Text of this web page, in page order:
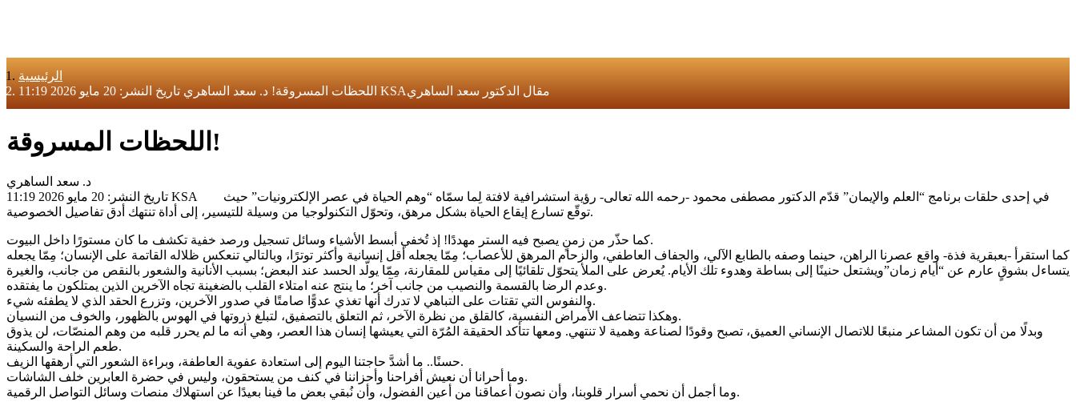
الرئيسية
اللحظات المسروقة! د. سعد الساهري تاريخ النشر: 20 مايو 2026 11:19 KSAمقال الدكتور سعد الساهري
اللحظات المسروقة!
د. سعد الساهري
تاريخ النشر: 20 مايو 2026 11:19 KSA في إحدى حلقات برنامج “العلم والإيمان” قدّم الدكتور مصطفى محمود -رحمه الله تعالى- رؤية استشرافية لافتة لِما سمّاه “وهم الحياة في عصر الإلكترونيات” حيث
توقّع تسارع إيقاع الحياة بشكل مرهق، وتحوّل التكنولوجيا من وسيلة للتيسير، إلى أداة تنتهك أدق تفاصيل الخصوصية.
كما حذّر من زمنٍ يصبح فيه الستر مهددًا! إذ تُخفي أبسط الأشياء وسائل تسجيل ورصد خفية تكشف ما كان مستورًا داخل البيوت.
كما استقرأ -بعبقرية فذة- واقع عصرنا الراهن، حينما وصفه بالطابع الآلي، والجفاف العاطفي، والزحام المرهق للأعصاب؛ مِمّا يجعله أقل إنسانية وأكثر توترًا، وبالتالي تنعكس ظلاله القاتمة على الإنسان؛ مِمّا يجعله
يتساءل بشوقٍ عارم عن “أيام زمان”ويشتعل حنينًا إلى بساطة وهدوء تلك الأيام. يُعرض على الملأ يتحوّل تلقائيًا إلى مقياس للمقارنة، مِمّا يولّد الحسد عند البعض؛ بسبب الأنانية والشعور بالنقص من جانب، والغيرة
وعدم الرضا بالقسمة والنصيب من جانب آخر؛ ما ينتج عنه امتلاء القلب بالضغينة تجاه الآخرين الذين يمتلكون ما يفتقده.
والنفوس التي تقتات على التباهي لا تدرك أنها تغذي عدوًّا صامتًا في صدور الآخرين، وتزرع الحقد الذي لا يطفئه شيء.
وهكذا تتضاعف الأمراض النفسية، كالقلق من نظرة الآخر، ثم التعلق بالتصفيق، لتبلغ ذروتها في الهوس بالظهور، والخوف من النسيان.
وبدلًا من أن تكون المشاعر منبعًا للاتصال الإنساني العميق، تصبح وقودًا لصناعة وهمية لا تنتهي. ومعها تتأكد الحقيقة المُرّة التي يعيشها إنسان هذا العصر، وهي أنه ما لم يحرر قلبه من وهم المنصّات، لن يذوق
طعم الراحة والسكينة.
حسنًا.. ما أشدَّ حاجتنا اليوم إلى استعادة عفوية العاطفة، وبراءة الشعور التي أرهقها الزيف.
وما أحرانا أن نعيش أفراحنا وأحزاننا في كنف من يستحقون، وليس في حضرة العابرين خلف الشاشات.
وما أجمل أن نحمي أسرار قلوبنا، وأن نصون أعماقنا من أعين الفضول، وأن نُبقي بعض ما فينا بعيدًا عن استهلاك منصات وسائل التواصل الرقمية.